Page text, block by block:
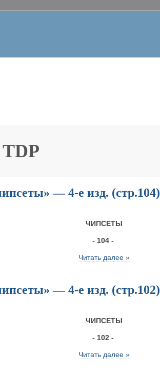
TDP
— 4-е изд. (стр.104)
ЧИПСЕТЫ
- 104 -
Читать далее »
— 4-е изд. (стр.102)
ЧИПСЕТЫ
- 102 -
Читать далее »